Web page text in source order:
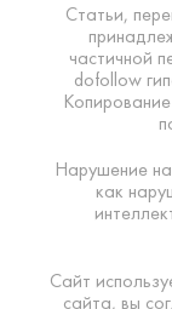
Статьи,
частичной
dofollow
Нарушение
как
Сайт
сайта, вы